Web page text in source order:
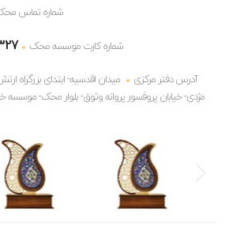
شماره تماس
شماره کارت موسسه محک
آدرس دفتر مرکزی
میدان اقدسیه- ابتدای بزرگراه
مژدی- خیابان پروفسور پروانه وثوق- بلوار محک-